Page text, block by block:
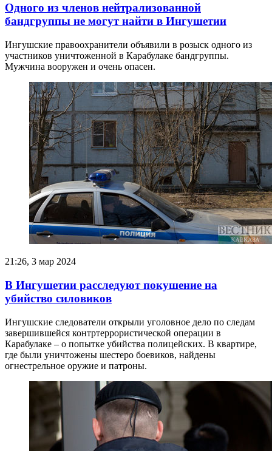
Одного из членов нейтрализованной
бандгруппы не могут найти в Ингушетии
Ингушские правоохранители объявили в розыск одного из
участников уничтоженной в Карабулаке бандгруппы.
Мужчина вооружен и очень опасен.
21:26, 3 мар 2024
В Ингушетии расследуют покушение на
убийство силовиков
Ингушские следователи открыли уголовное дело по следам
завершившейся контртеррористической операции в
Карабулаке – о попытке убийства полицейских. В квартире,
где были уничтожены шестеро боевиков, найдены
огнестрельное оружие и патроны.